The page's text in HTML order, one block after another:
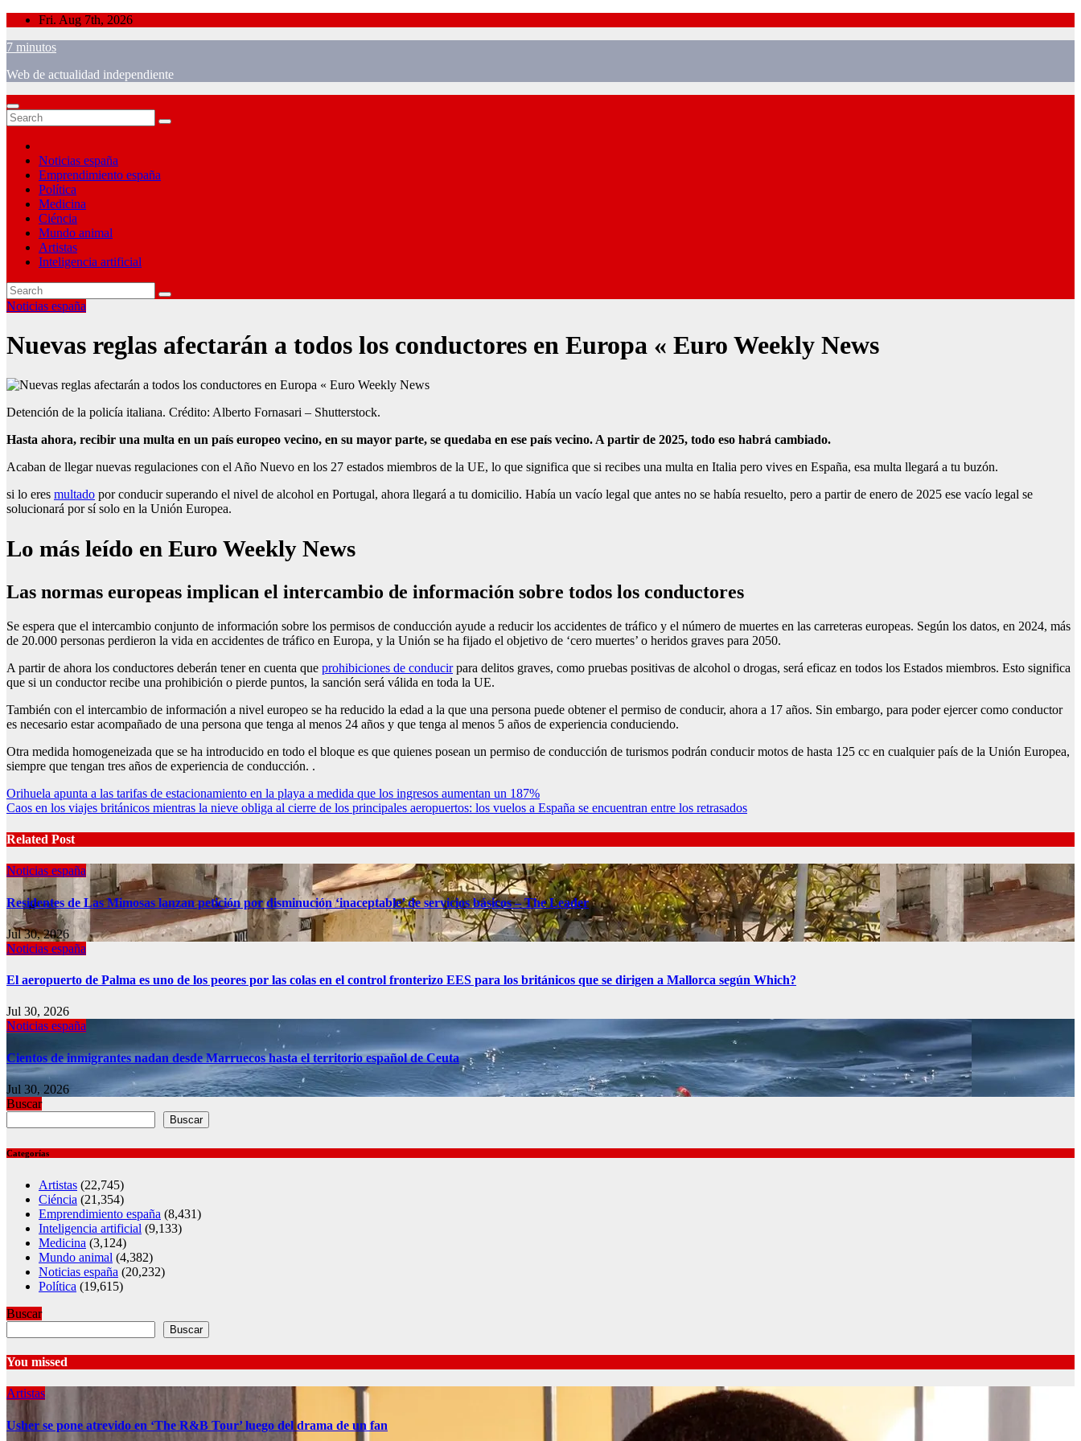
Skip
content
Fri. Aug 7th, 2026
7 minutos
Web de actualidad independiente
Noticias españa
Emprendimiento españa
Política
Medicina
Ciéncia
Mundo animal
Artistas
Inteligencia artificial
Noticias españa
Nuevas reglas afectarán a todos los conductores en Europa « Euro Weekly News
Detención de la policía italiana. Crédito: Alberto Fornasari – Shutterstock.
Hasta ahora, recibir una multa en un país europeo vecino, en su mayor parte, se quedaba en ese país vecino. A partir de 2025, todo eso habrá cambiado.
Acaban de llegar nuevas regulaciones con el Año Nuevo en los 27 estados miembros de la UE, lo que significa que si recibes una multa en Italia pero vives en España, esa multa llegará a tu buzón.
si lo eres multado por conducir superando el nivel de alcohol en Portugal, ahora llegará a tu domicilio. Había un vacío legal que antes no se había resuelto, pero a partir de enero de 2025 ese vacío legal se
solucionará por sí solo en la Unión Europea.
Lo más leído en Euro Weekly News
Las normas europeas implican el intercambio de información sobre todos los conductores
Se espera que el intercambio conjunto de información sobre los permisos de conducción ayude a reducir los accidentes de tráfico y el número de muertes en las carreteras europeas. Según los datos, en 2024, más
de 20.000 personas perdieron la vida en accidentes de tráfico en Europa, y la Unión se ha fijado el objetivo de ‘cero muertes’ o heridos graves para 2050.
A partir de ahora los conductores deberán tener en cuenta que prohibiciones de conducirpara delitos graves, como pruebas positivas de alcohol o drogas, será eficaz en todos los Estados miembros. Esto significa
que si un conductor recibe una prohibición o pierde puntos, la sanción será válida en toda la UE.
También con el intercambio de información a nivel europeo se ha reducido la edad a la que una persona puede obtener el permiso de conducir, ahora a 17 años. Sin embargo, para poder ejercer como conductor
es necesario estar acompañado de una persona que tenga al menos 24 años y que tenga al menos 5 años de experiencia conduciendo.
Otra medida homogeneizada que se ha introducido en todo el bloque es que quienes posean un permiso de conducción de turismos podrán conducir motos de hasta 125 cc en cualquier país de la Unión Europea,
siempre que tengan tres años de experiencia de conducción. .
Post
navigation
Orihuela apunta a las tarifas de estacionamiento en la playa a medida que los ingresos aumentan un 187%
Caos en los viajes británicos mientras la nieve obliga al cierre de los principales aeropuertos: los vuelos a España se encuentran entre los retrasados
Related Post
Noticias españa
Residentes de Las Mimosas lanzan petición por disminución ‘inaceptable’ de servicios básicos – The Leader
Jul 30, 2026
Noticias españa
El aeropuerto de Palma es uno de los peores por las colas en el control fronterizo EES para los británicos que se dirigen a Mallorca según Which?
Jul 30, 2026
Noticias españa
Cientos de inmigrantes nadan desde Marruecos hasta el territorio español de Ceuta
Jul 30, 2026
Buscar
Buscar
Categorías
Artistas (22,745)
Ciéncia (21,354)
Emprendimiento españa (8,431)
Inteligencia artificial (9,133)
Medicina (3,124)
Mundo animal (4,382)
Noticias españa (20,232)
Política (19,615)
Buscar
Buscar
You missed
Artistas
Usher se pone atrevido en ‘The R&B Tour’ luego del drama de un fan